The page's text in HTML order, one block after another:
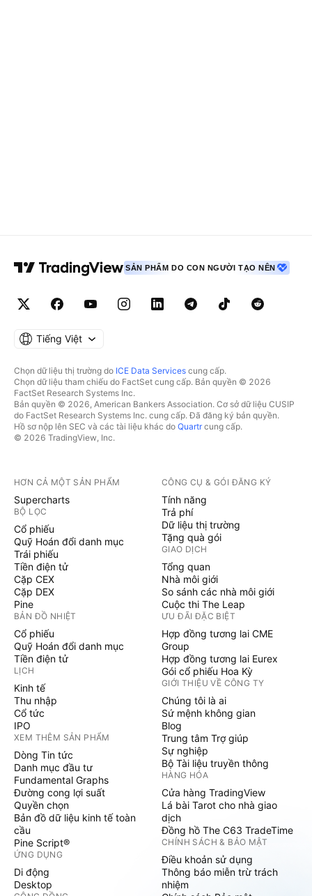
SẢN PHẨM DO CON NGƯỜI TẠO NÊN
Tiếng Việt
Chọn dữ liệu thị trường do ICE Data Services cung cấp.
Chọn dữ liệu tham chiếu do FactSet cung cấp. Bản quyền © 2026
FactSet Research Systems Inc.
Bản quyền © 2026, American Bankers Association. Cơ sở dữ liệu CUSIP
do FactSet Research Systems Inc. cung cấp. Đã đăng ký bản quyền.
Hồ sơ nộp lên SEC và các tài liệu khác do Quartrcung cấp.
© 2026 TradingView, Inc.
HƠN CẢ MỘT SẢN PHẨM
Supercharts
BỘ LỌC
Cổ phiếu
Quỹ Hoán đổi danh mục
Trái phiếu
Tiền điện tử
Cặp CEX
Cặp DEX
Pine
BẢN ĐỒ NHIỆT
Cổ phiếu
Quỹ Hoán đổi danh mục
Tiền điện tử
LỊCH
Kinh tế
Thu nhập
Cổ tức
IPO
XEM THÊM SẢN PHẨM
Dòng Tin tức
Danh mục đầu tư
Fundamental Graphs
Đường cong lợi suất
Quyền chọn
Bản đồ dữ liệu kinh tế toàn
cầu
Pine Script®
ỨNG DỤNG
Di động
Desktop
CÔNG CỤ & GÓI ĐĂNG KÝ
Tính năng
Trả phí
Dữ liệu thị trường
Tặng quà gói
GIAO DỊCH
Tổng quan
Nhà môi giới
So sánh các nhà môi giới
Cuộc thi The Leap
ƯU ĐÃI ĐẶC BIỆT
Hợp đồng tương lai CME
Group
Hợp đồng tương lai Eurex
Gói cổ phiếu Hoa Kỳ
GIỚI THIỆU VỀ CÔNG TY
Chúng tôi là ai
Sứ mệnh không gian
Blog
Trung tâm Trợ giúp
Sự nghiệp
Bộ Tài liệu truyền thông
HÀNG HÓA
Cửa hàng TradingView
Lá bài Tarot cho nhà giao
dịch
Đồng hồ The C63 TradeTime
CHÍNH SÁCH & BẢO MẬT
Điều khoản sử dụng
Thông báo miễn trừ trách
nhiệm